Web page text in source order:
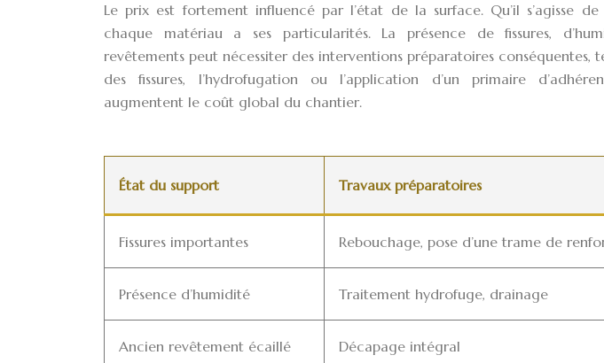
Le prix est fortement influencé par l’état de la surface. Qu’il s’agisse
chaque matériau a ses particularités. La présence de fissures,
revêtements peut nécessiter des interventions préparatoires conséquentes,
des fissures, l’hydrofugation ou l’application d’un primaire
augmentent le coût global du chantier.
État du support Travaux préparatoires
Fissures importantes Rebouchage, pose d’une trame de
Présence d’humidité Traitement hydrofuge, drainage
Ancien revêtement écaillé Décapage intégral